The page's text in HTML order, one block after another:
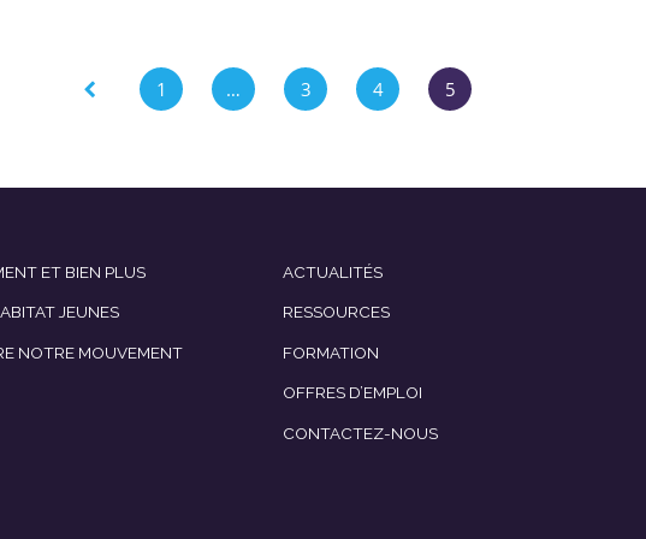
1 … 3 4 5
ET BIEN PLUS
JEUNES
NOTRE MOUVEMENT
ACTUALITÉS
RESSOURCES
FORMATION
OFFRES D’EMPLOI
CONTACTEZ-NOUS